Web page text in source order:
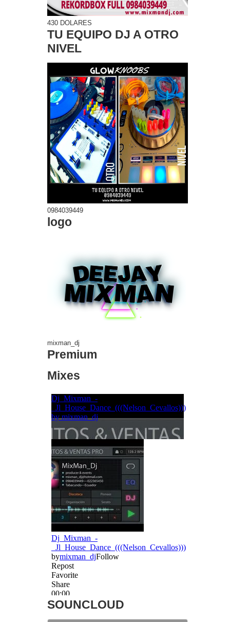
430 DOLARES
TU EQUIPO DJ A OTRO
NIVEL
0984039449
logo
mixman_dj
Premium
Mixes
SOUNCLOUD